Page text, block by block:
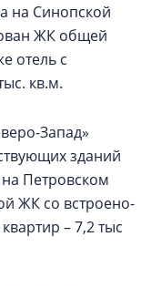
на Синопской
ЖК общей
отель с
кв.м.
Запад»
зданий
Петровском
ЖК со встроено-
– 7,2 тыс